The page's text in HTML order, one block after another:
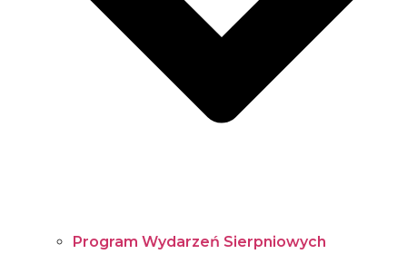
Program Wydarzeń Sierpniowych